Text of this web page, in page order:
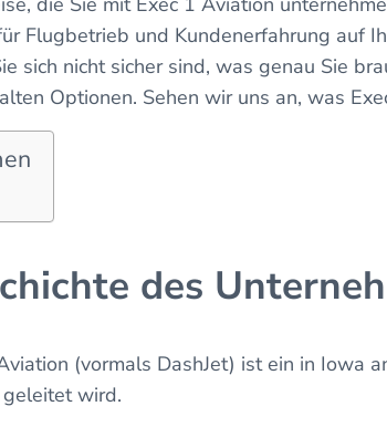
Flugbetrieb und Kundenerfahrung auf
sich nicht sicher sind, was genau Sie
Optionen. Sehen wir uns an, was
des
(vormals DashJet) ist ein in Iowa
geleitet wird.